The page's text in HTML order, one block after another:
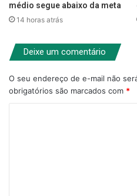
médio segue abaixo da meta
14 horas atrás
Deixe um comentário
O seu endereço de e-mail não
obrigatórios são marcados com *